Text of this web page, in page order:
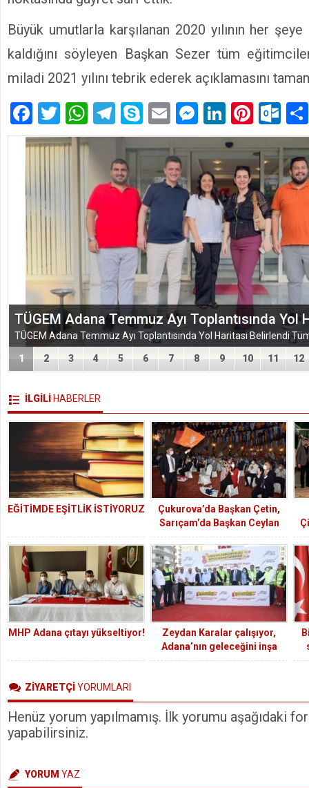
Büyük umutlarla karşılanan 2020 yılının her
kaldığını söyleyen Başkan Sezer tüm
miladi 2021 yılını tebrik ederek açıklamasını
Facebook
Twitter
WhatsApp
Telegram
SkypeEmailMessenger
LinkedIn
TÜGEM Adana Temmuz Ayı Toplantısında Yol
1 2 3 4 5 6 7 8 9 10 11 12
İLGİLİHABERLER
EĞİTİMDE EŞİTLİK İSTİYORUZ
Çukurova’da Başkan Çetin,
Sarıçam’da Başkan Ceylan
güven tazeledi
MHP Adana çıtayı yükseltiyor!
Zeydan Karalar çalışıyor,
Adana’nın geleceğini inşa
ediyor
ZİYARETÇİYORUMLARI
Henüz yorum yapılmamış. İlk yorumu aşağıdaki
yapabilirsiniz.
YORUM YAZ